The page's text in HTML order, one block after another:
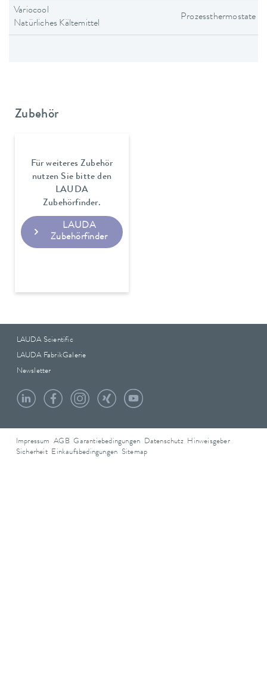
Variocool
Natürliches Kältemittel
Prozessthermostate
Zubehör
Für weiteres Zubehör
nutzen Sie bitte den
LAUDA
Zubehörfinder.
LAUDA
Zubehörfinder
LAUDA Scientific
LAUDA FabrikGalerie
Newsletter
Impressum AGB Garantiebedingungen Datenschutz Hinweisgeber
Sicherheit Einkaufsbedingungen Sitemap